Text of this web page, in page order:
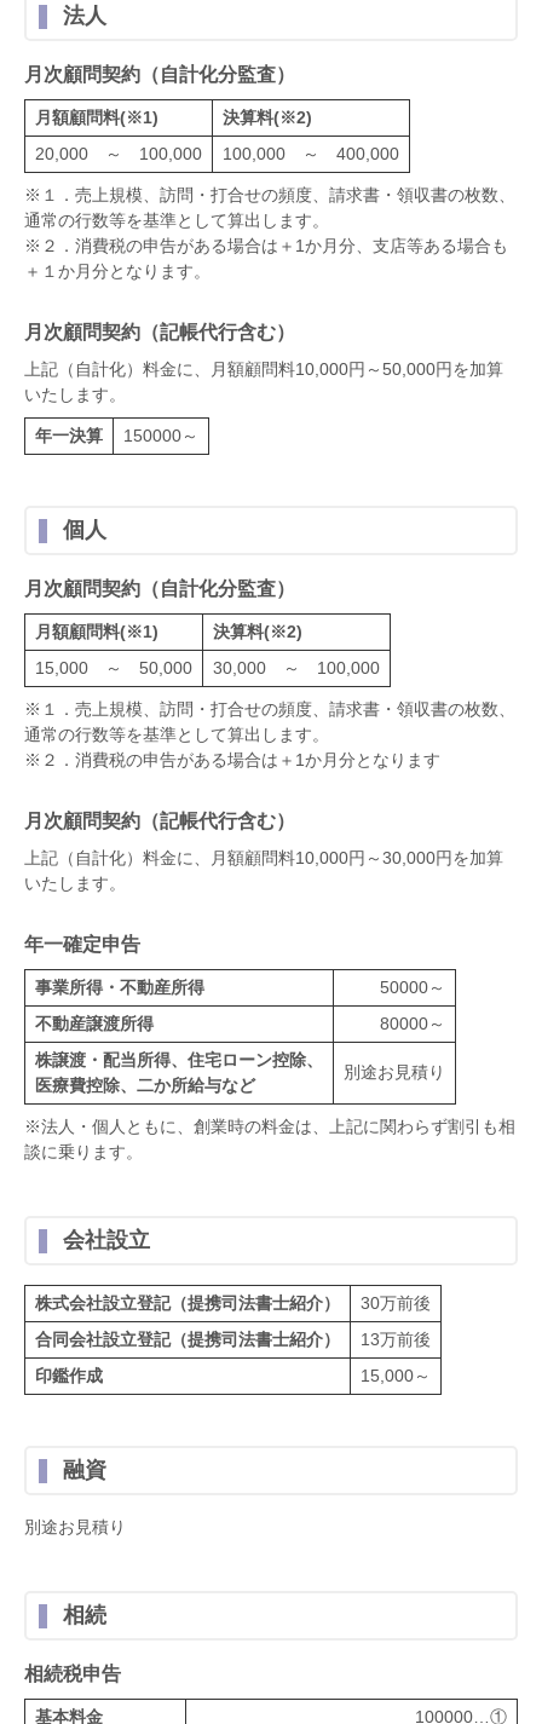
法人
月次顧問契約（自計化分監査）
月額顧問料(※1)
決算料(※2)
20,000 ～ 100,000
100,000 ～ 400,000
※１．売上規模、訪問・打合せの頻度、請求書・領収書の枚数、
通常の行数等を基準として算出します。
※２．消費税の申告がある場合は＋1か月分、支店等ある場合も
＋１か月分となります。
月次顧問契約（記帳代行含む）
上記（自計化）料金に、月額顧問料10,000円～50,000円を加算
いたします。
年一決算 150000～
個人
月次顧問契約（自計化分監査）
月額顧問料(※1)
決算料(※2)
15,000 ～ 50,000
30,000 ～ 100,000
※１．売上規模、訪問・打合せの頻度、請求書・領収書の枚数、
通常の行数等を基準として算出します。
※２．消費税の申告がある場合は＋1か月分となります
月次顧問契約（記帳代行含む）
上記（自計化）料金に、月額顧問料10,000円～30,000円を加算
いたします。
年一確定申告
事業所得・不動産所得
50000～
不動産譲渡所得
80000～
株譲渡・配当所得、住宅ローン控除、
医療費控除、二か所給与など
別途お見積り
※法人・個人ともに、創業時の料金は、上記に関わらず割引も相
談に乗ります。
会社設立
株式会社設立登記（提携司法書士紹介）
30万前後
合同会社設立登記（提携司法書士紹介）
13万前後
印鑑作成
15,000～
融資
別途お見積り
相続
相続税申告
基本料金
100000…①